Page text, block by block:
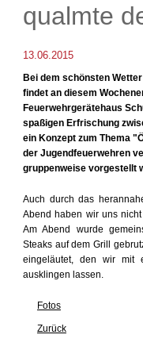
qualmte
13.06.2015
Bei dem schönsten
findet an diesem
Feuerwehrgerätehaus
spaßigen Erfrischung
ein Konzept zum Thema
der Jugendfeuerwehren
gruppenweise vorgestellt
Auch durch das
Abend haben wir uns
Am Abend wurde
Steaks auf dem Grill
eingeläutet, den wir mit
ausklingen lassen.
Fotos
Zurück